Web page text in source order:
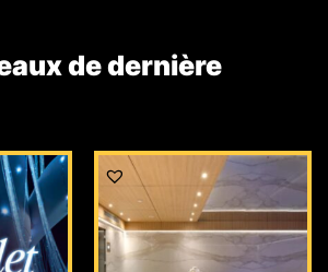
de dernière